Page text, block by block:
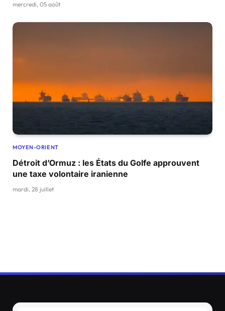
mercredi, 05 août
MOYEN-ORIENT
Détroit d’Ormuz : les États du Golfe approuvent
une taxe volontaire iranienne
mardi, 28 juillet